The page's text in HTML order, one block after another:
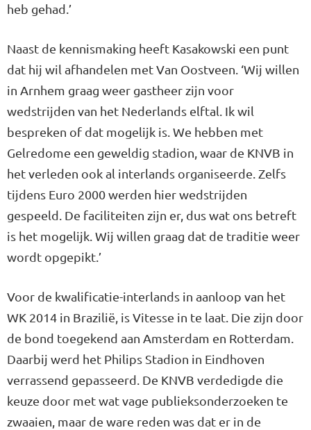
heb gehad.’
Naast de kennismaking heeft Kasakowski een punt
dat hij wil afhandelen met Van Oostveen. ‘Wij willen
in Arnhem graag weer gastheer zijn voor
wedstrijden van het Nederlands elftal. Ik wil
bespreken of dat mogelijk is. We hebben met
Gelredome een geweldig stadion, waar de KNVB in
het verleden ook al interlands organiseerde. Zelfs
tijdens Euro 2000 werden hier wedstrijden
gespeeld. De faciliteiten zijn er, dus wat ons betreft
is het mogelijk. Wij willen graag dat de traditie weer
wordt opgepikt.’
Voor de kwalificatie-interlands in aanloop van het
WK 2014 in Brazilië, is Vitesse in te laat. Die zijn door
de bond toegekend aan Amsterdam en Rotterdam.
Daarbij werd het Philips Stadion in Eindhoven
verrassend gepasseerd. De KNVB verdedigde die
keuze door met wat vage publieksonderzoeken te
zwaaien, maar de ware reden was dat er in de